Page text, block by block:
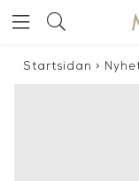
Startsidan >